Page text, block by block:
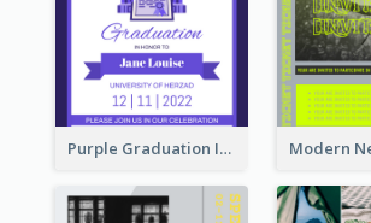
Purple Graduation Invitation